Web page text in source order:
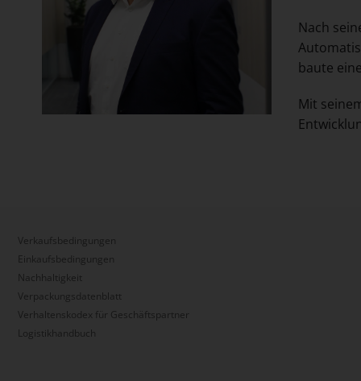
Nach
baute
Mit
Verkaufsbedingungen
Einkaufsbedingungen
Nachhaltigkeit
Verpackungsdatenblatt
Verhaltenskodex für Geschäftspartner
Logistikhandbuch